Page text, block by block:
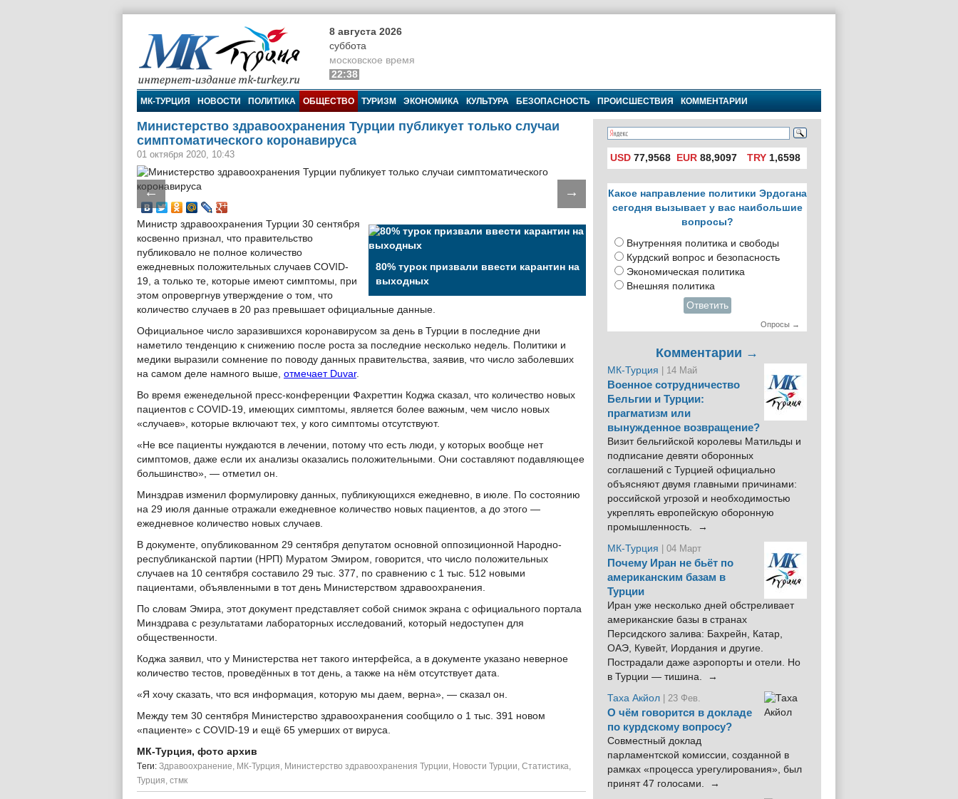
МК-Турция
8 августа 2026
суббота
московское время
22:38
МК-ТУРЦИЯ НОВОСТИ ПОЛИТИКА ОБЩЕСТВО ТУРИЗМ ЭКОНОМИКА КУЛЬТУРА БЕЗОПАСНОСТЬ ПРОИСШЕСТВИЯ КОММЕНТАРИИ
Министерство здравоохранения Турции публикует только случаи
симптоматического коронавируса
01 октября 2020, 10:43
← →
80% турок призвали ввести карантин на
выходных
Министр здравоохранения Турции 30 сентября
косвенно признал, что правительство
публиковало не полное количество
ежедневных положительных случаев COVID-
19, а только те, которые имеют симптомы, при
этом опровергнув утверждение о том, что
количество случаев в 20 раз превышает официальные данные.
Официальное число заразившихся коронавирусом за день в Турции в последние дни
наметило тенденцию к снижению после роста за последние несколько недель. Политики и
медики выразили сомнение по поводу данных правительства, заявив, что число заболевших
на самом деле намного выше, отмечает Duvar.
Во время еженедельной пресс-конференции Фахреттин Коджа сказал, что количество новых
пациентов с COVID-19, имеющих симптомы, является более важным, чем число новых
«случаев», которые включают тех, у кого симптомы отсутствуют.
«Не все пациенты нуждаются в лечении, потому что есть люди, у которых вообще нет
симптомов, даже если их анализы оказались положительными. Они составляют подавляющее
большинство», — отметил он.
Минздрав изменил формулировку данных, публикующихся ежедневно, в июле. По состоянию
на 29 июля данные отражали ежедневное количество новых пациентов, а до этого —
ежедневное количество новых случаев.
В документе, опубликованном 29 сентября депутатом основной оппозиционной Народно-
республиканской партии (НРП) Муратом Эмиром, говорится, что число положительных
случаев на 10 сентября составило 29 тыс. 377, по сравнению с 1 тыс. 512 новыми
пациентами, объявленными в тот день Министерством здравоохранения.
По словам Эмира, этот документ представляет собой снимок экрана с официального портала
Минздрава с результатами лабораторных исследований, который недоступен для
общественности.
Коджа заявил, что у Министерства нет такого интерфейса, а в документе указано неверное
количество тестов, проведённых в тот день, а также на нём отсутствует дата.
«Я хочу сказать, что вся информация, которую мы даем, верна», — сказал он.
Между тем 30 сентября Министерство здравоохранения сообщило о 1 тыс. 391 новом
«пациенте» с COVID-19 и ещё 65 умерших от вируса.
МК-Турция, фото архив
Tеги: Здравоохранение, МК-Турция, Министерство здравоохранения Турции, Новости Турции, Статистика,
Турция, стмк
USD 77,9568 EUR 88,9097 TRY1,6598
Какое направление политики Эрдогана
сегодня вызывает у вас наибольшие
вопросы?
Внутренняя политика и свободы
Курдский вопрос и безопасность
Экономическая политика
Внешняя политика
Ответить
Опросы →
Комментарии →
МК-Турция | 14 Май
Военное сотрудничество
Бельгии и Турции:
прагматизм или
вынужденное возвращение?
Визит бельгийской королевы Матильды и
подписание девяти оборонных
соглашений с Турцией официально
объясняют двумя главными причинами:
российской угрозой и необходимостью
укреплять европейскую оборонную
промышленность. →
МК-Турция
| 04 Март
Почему Иран не бьёт по
американским базам в
Турции
Иран уже несколько дней обстреливает
американские базы в странах
Персидского залива: Бахрейн, Катар,
ОАЭ, Кувейт, Иордания и другие.
Пострадали даже аэропорты и отели. Но
в Турции — тишина. →
Таха Акйол | 23 Фев.
О чём говорится в докладе
по курдскому вопросу?
Совместный доклад
парламентской комиссии, созданной в
рамках «процесса урегулирования», был
принят 47 голосами. →